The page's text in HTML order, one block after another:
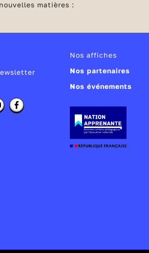
matières :
Nos affiches
Nos partenaires
Nos événements